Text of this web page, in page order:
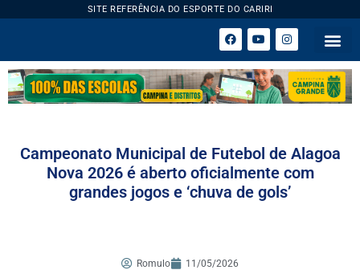
SITE REFERÊNCIA DO ESPORTE DO CARIRI
Campeonato Municipal de Futebol de Alagoa
Nova 2026 é aberto oficialmente com
grandes jogos e ‘chuva de gols’
Romulo 11/05/2026